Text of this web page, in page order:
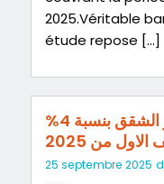
2025.Véritable
étude repose […]
تونس : إرتفاع أسعار إيجار الشقق بنسبة 4%
من 2025
25 septembre 2025